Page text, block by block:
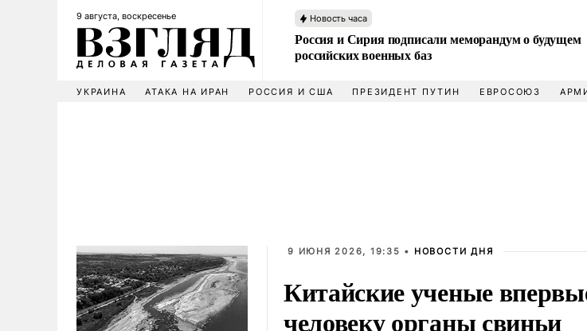
9 августа, воскресенье Новость часа
Россия и Сирия подписали меморандум о будущем
российских военных баз
УКРАИНА АТАКА НА ИРАН РОССИЯ И США ПРЕЗИДЕНТ ПУТИН ЕВРОСОЮЗ
9 ИЮНЯ 2026, 19:35 • НОВОСТИ ДНЯ
Китайские ученые
человеку органы свиньи